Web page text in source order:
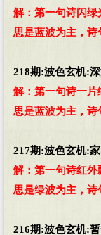
解：第一句诗闪
思是蓝波为主，诗
218期:波色玄机:
解：第一句诗一
思是蓝波为主，
217期:波色玄机:
解：第一句诗红
思是绿波为主，诗
216期:波色玄机: